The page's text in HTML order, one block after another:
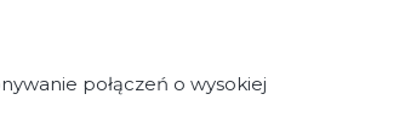
połączeń o wysokiej